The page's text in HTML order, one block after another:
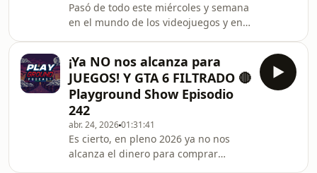
Pasó de todo este miércoles y semana
en el mundo de los videojuegos y en
el Zócalo de CDMX, Stranger Than
Heaven y mucho más.
¡Ya NO nos alcanza para
JUEGOS! Y GTA 6 FILTRADO 🔴
Playground Show Episodio
242
abr. 24, 202601:31:41
Es cierto, en pleno 2026 ya no nos
alcanza el dinero para comprar